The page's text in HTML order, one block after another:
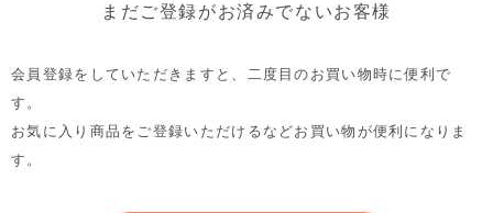
まだご登録がお済みでないお客様
会員登録をしていただきますと、二度目のお買い物時に便利で
す。
お気に入り商品をご登録いただけるなどお買い物が便利になりま
す。